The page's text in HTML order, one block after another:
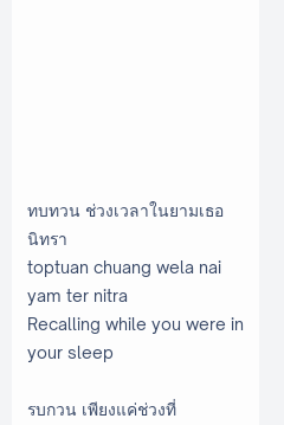
ทบทวน ช่วงเวลาในยามเธอ
นิทรา
toptuan chuang wela nai
yam ter nitra
Recalling while you were in
your sleep
รบกวน เพียงแค่ช่วงที่